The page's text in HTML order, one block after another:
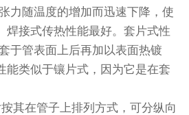
力随温度的增加而迅速下降，使
焊接式传热性能最好。套片式性
于管表面上后再加以表面热镀
能类似于镶片式，因为它是在套
其在管子上排列方式，可分纵向